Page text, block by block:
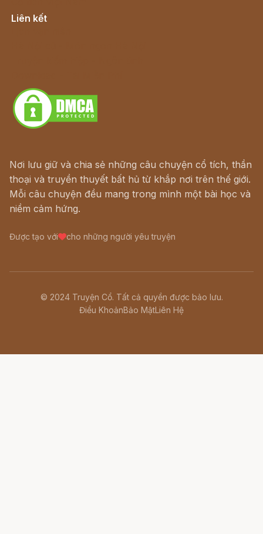
Liên kết
Nơi lưu giữ và chia sẻ những câu chuyện cổ tích, thần
thoại và truyền thuyết bất hủ từ khắp nơi trên thế giới.
Mỗi câu chuyện đều mang trong mình một bài học và
niềm cảm hứng.
Được tạo với cho những người yêu truyện
© 2024 Truyện Cổ. Tất cả quyền được bảo lưu.
Điều KhoảnBảo MậtLiên Hệ